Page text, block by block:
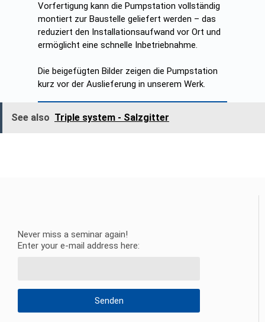
Vorfertigung kann die Pumpstation vollständig
montiert zur Baustelle geliefert werden – das
reduziert den Installationsaufwand vor Ort und
ermöglicht eine schnelle Inbetriebnahme.
Die beigefügten Bilder zeigen die Pumpstation
kurz vor der Auslieferung in unserem Werk.
See also Triple system - Salzgitter
Never miss a seminar again!
Enter your e-mail address here:
Senden